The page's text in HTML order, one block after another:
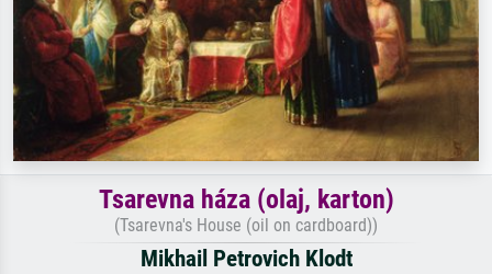
Tsarevna háza (olaj, karton)
(Tsarevna's House (oil on cardboard))
Mikhail Petrovich Klodt